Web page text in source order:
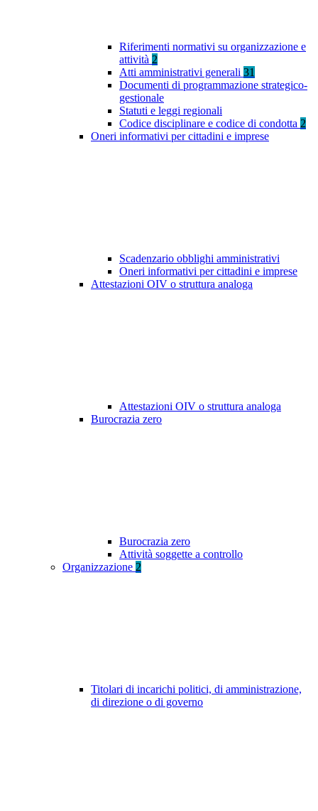
Riferimenti normativi su organizzazione e
attività 2
Atti amministrativi generali 31
Documenti di programmazione strategico-
gestionale
Statuti e leggi regionali
Codice disciplinare e codice di condotta 2
Oneri informativi per cittadini e imprese
Scadenzario obblighi amministrativi
Oneri informativi per cittadini e imprese
Attestazioni OIV o struttura analoga
Attestazioni OIV o struttura analoga
Burocrazia zero
Burocrazia zero
Attività soggette a controllo
Organizzazione 2
Titolari di incarichi politici, di amministrazione,
di direzione o di governo